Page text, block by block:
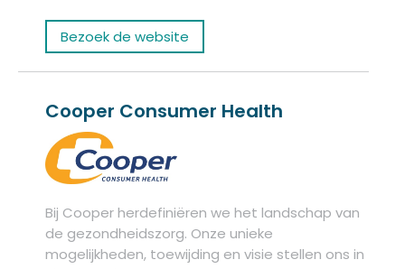
Bezoek de website
Cooper Consumer Health
Bij Cooper herdefiniëren we het landschap van
de gezondheidszorg. Onze unieke
mogelijkheden, toewijding en visie stellen ons in